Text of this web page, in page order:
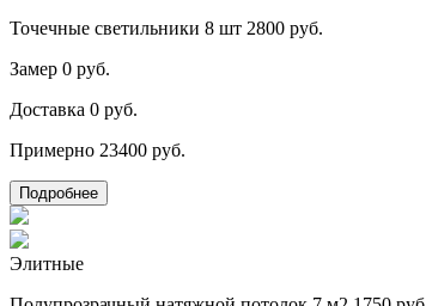
Точечные светильники 8 шт 2800 руб.
Замер 0 руб.
Доставка 0 руб.
Примерно 23400 руб.
Подробнее
Элитные